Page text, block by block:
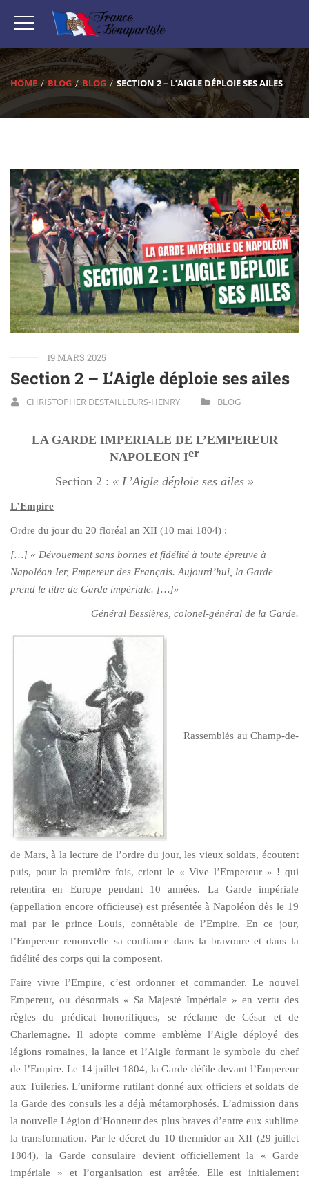
HOME BLOG BLOG SECTION 2 – L’AIGLE DÉPLOIE SES AILES
19 MARS 2025
Section 2 – L’Aigle déploie ses ailes
CHRISTOPHER DESTAILLEURS-HENRY BLOG
LA GARDE IMPERIALE DE L’EMPEREUR
NAPOLEON Ier
Section 2 : « L’Aigle déploie ses ailes »
L’Empire
Ordre du jour du 20 floréal an XII (10 mai 1804) :
[…] « Dévouement sans bornes et fidélité à toute épreuve à
Napoléon Ier, Empereur des Français. Aujourd’hui, la Garde
prend le titre de Garde impériale. […]»
Général Bessières, colonel-général de la Garde.
Rassemblés au Champ-de-
de Mars, à la lecture de l’ordre du jour, les vieux soldats, écoutent
puis, pour la première fois, crient le « Vive l’Empereur » ! qui
retentira en Europe pendant 10 années. La Garde impériale
(appellation encore officieuse) est présentée à Napoléon dès le 19
mai par le prince Louis, connétable de l’Empire. En ce jour,
l’Empereur renouvelle sa confiance dans la bravoure et dans la
fidélité des corps qui la composent.
Faire vivre l’Empire, c’est ordonner et commander. Le nouvel
Empereur, ou désormais « Sa Majesté Impériale » en vertu des
règles du prédicat honorifiques, se réclame de César et de
Charlemagne. Il adopte comme emblème l’Aigle déployé des
légions romaines, la lance et l’Aigle formant le symbole du chef
de l’Empire. Le 14 juillet 1804, la Garde défile devant l’Empereur
aux Tuileries. L’uniforme rutilant donné aux officiers et soldats de
la Garde des consuls les a déjà métamorphosés. L’admission dans
la nouvelle Légion d’Honneur des plus braves d’entre eux sublime
la transformation. Par le décret du 10 thermidor an XII (29 juillet
1804), la Garde consulaire devient officiellement la « Garde
impériale » et l’organisation est arrêtée.
Elle est initialement